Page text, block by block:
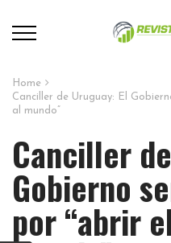
Home
Canciller de Uruguay: El
al mundo”
Canciller
Gobierno
por “abrir